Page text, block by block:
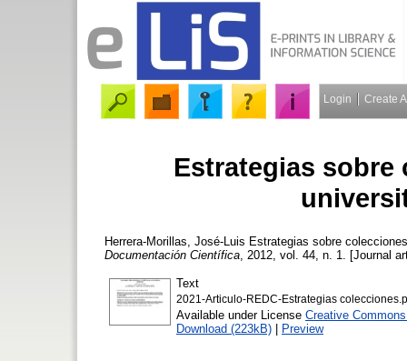
Login Create
Estrategias
Herrera-Morillas, José-Luis Estrategias sobre
Documentación Científica , 2012, vol. 44, n. 1. [Journal
Text
2021-Articulo-REDC-Estrategias
Available under License Creative
Download (223kB) | Preview